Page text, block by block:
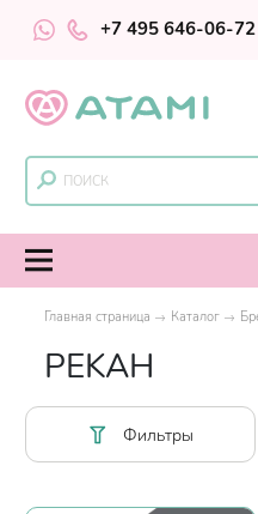
+7 495 646-06-72
Главная страница Каталог
PEKAH
Фильтры